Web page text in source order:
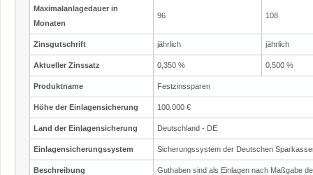
Maximalanlagedauer in
Monaten
96 108
Zinsgutschrift jährlich jährlich
Aktueller Zinssatz 0,350 % 0,500 %
Produktname Festzinssparen
Höhe der Einlagensicherung 100.000 €
Land der Einlagensicherung Deutschland - DE
Einlagensicherungssystem Sicherungssystem der Deutschen
Beschreibung
Guthaben sind als Einlagen nach Maßgabe